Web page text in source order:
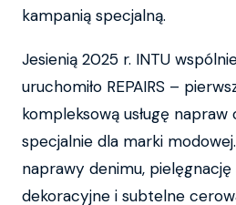
kampanią specjalną.
Jesienią 2025 r. INTU
uruchomiło REPAIRS –
kompleksową usługę
specjalnie dla marki
naprawy denimu,
dekoracyjne i subtelne